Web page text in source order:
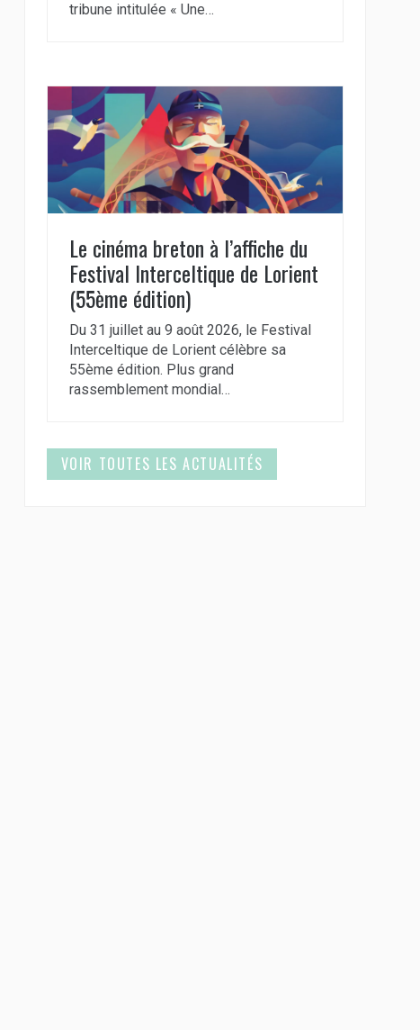
tribune intitulée « Une…
Le cinéma breton à l’affiche du
Festival Interceltique de Lorient
(55ème édition)
Du 31 juillet au 9 août 2026, le Festival
Interceltique de Lorient célèbre sa
55ème édition. Plus grand
rassemblement mondial…
VOIR TOUTES LES ACTUALITÉS